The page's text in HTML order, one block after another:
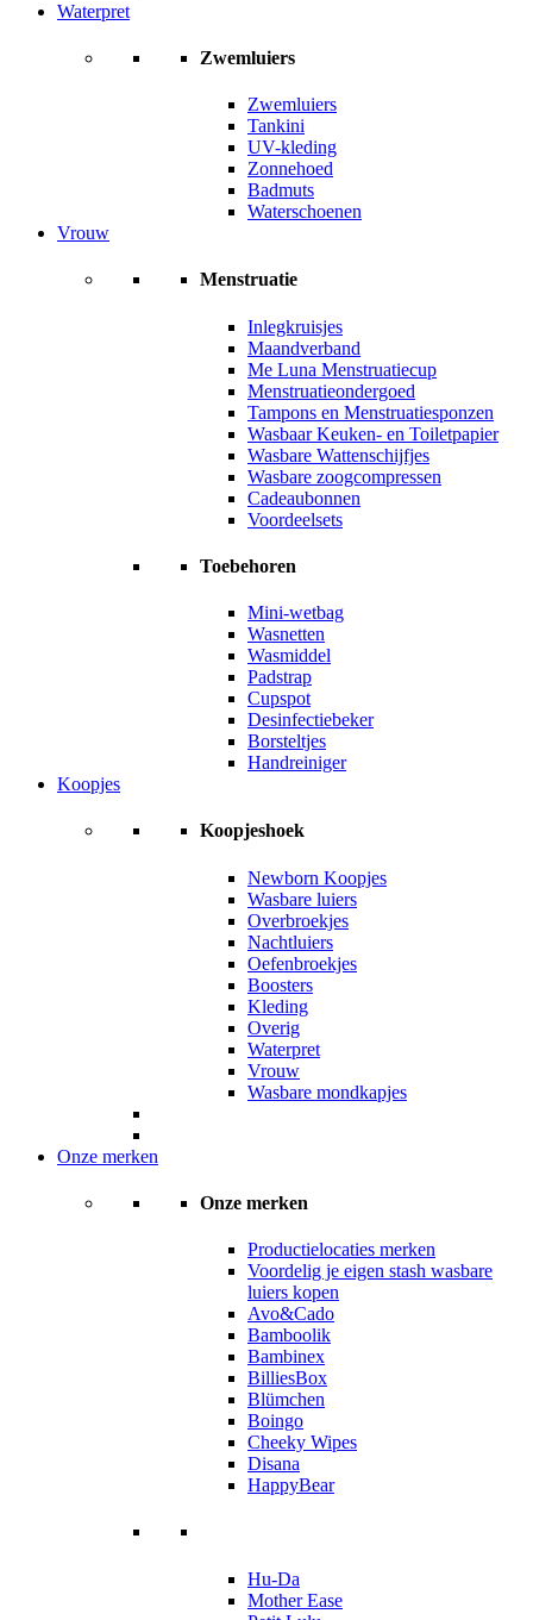
Waterpret
Zwemluiers
Zwemluiers
Tankini
UV-kleding
Zonnehoed
Badmuts
Waterschoenen
Vrouw
Menstruatie
Inlegkruisjes
Maandverband
Me Luna Menstruatiecup
Menstruatieondergoed
Tampons en Menstruatiesponzen
Wasbaar Keuken- en Toiletpapier
Wasbare Wattenschijfjes
Wasbare zoogcompressen
Cadeaubonnen
Voordeelsets
Toebehoren
Mini-wetbag
Wasnetten
Wasmiddel
Padstrap
Cupspot
Desinfectiebeker
Borsteltjes
Handreiniger
Koopjes
Koopjeshoek
Newborn Koopjes
Wasbare luiers
Overbroekjes
Nachtluiers
Oefenbroekjes
Boosters
Kleding
Overig
Waterpret
Vrouw
Wasbare mondkapjes
Onze merken
Onze merken
Productielocaties merken
Voordelig je eigen stash wasbare
luiers kopen
Avo&Cado
Bamboolik
Bambinex
BilliesBox
Blümchen
Boingo
Cheeky Wipes
Disana
HappyBear
Hu-Da
Mother Ease